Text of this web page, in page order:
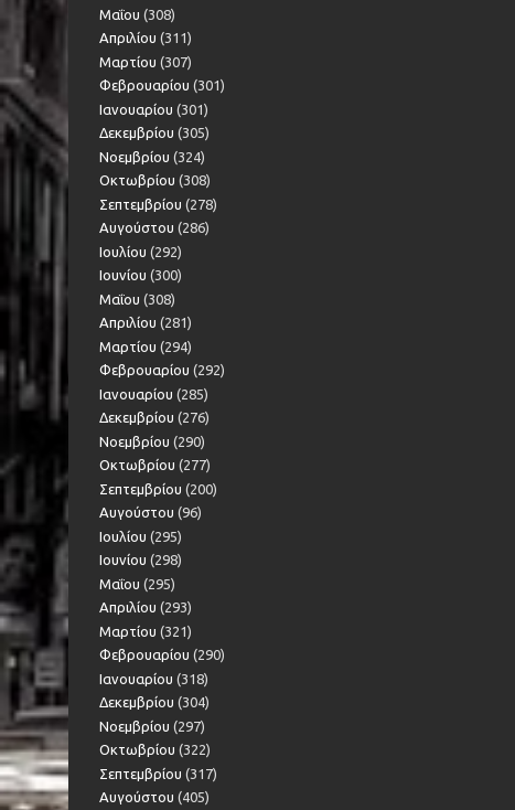
Μαΐου (308)
Απριλίου (311)
Μαρτίου (307)
Φεβρουαρίου (301)
Ιανουαρίου (301)
Δεκεμβρίου (305)
Νοεμβρίου (324)
Οκτωβρίου (308)
Σεπτεμβρίου (278)
Αυγούστου (286)
Ιουλίου (292)
Ιουνίου (300)
Μαΐου (308)
Απριλίου (281)
Μαρτίου (294)
Φεβρουαρίου (292)
Ιανουαρίου (285)
Δεκεμβρίου (276)
Νοεμβρίου (290)
Οκτωβρίου (277)
Σεπτεμβρίου (200)
Αυγούστου (96)
Ιουλίου (295)
Ιουνίου (298)
Μαΐου (295)
Απριλίου (293)
Μαρτίου (321)
Φεβρουαρίου (290)
Ιανουαρίου (318)
Δεκεμβρίου (304)
Νοεμβρίου (297)
Οκτωβρίου (322)
Σεπτεμβρίου (317)
Αυγούστου (405)